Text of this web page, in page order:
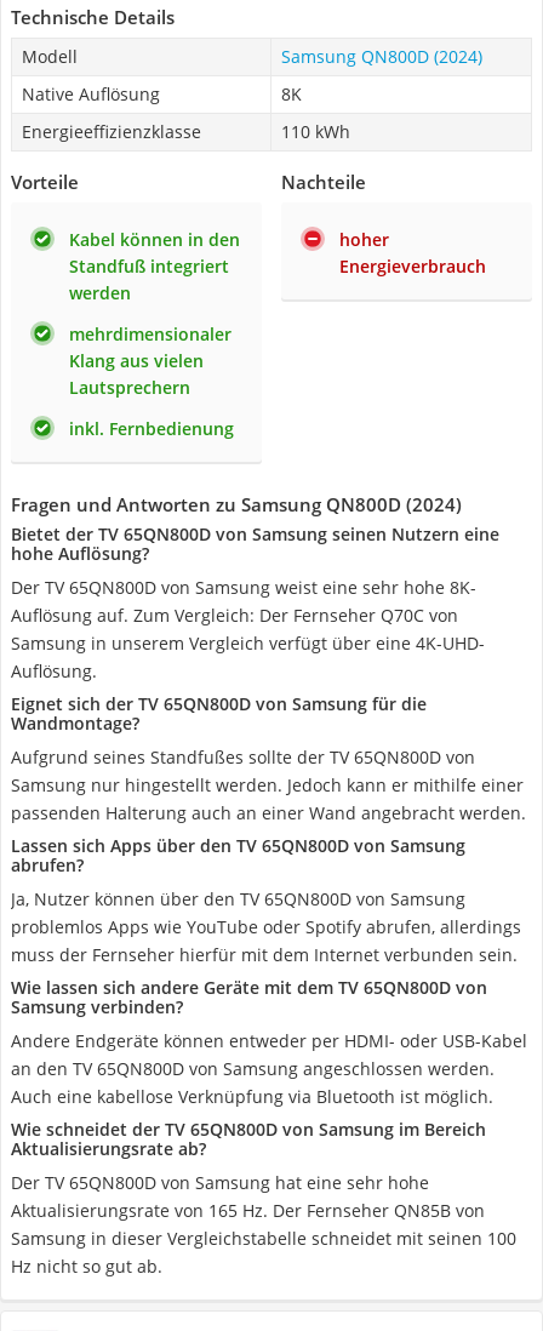
Technische Details
Modell
Samsung QN800D (2024)
Native Auflösung
8K
Energieeffizienzklasse
110 kWh
Vorteile
Kabel können in den
Standfuß integriert
werden
mehrdimensionaler
Klang aus vielen
Lautsprechern
inkl. Fernbedienung
Nachteile
hoher
Energieverbrauch
Fragen und Antworten zu Samsung QN800D (2024)
Bietet der TV 65QN800D von Samsung seinen Nutzern eine
hohe Auflösung?
Der TV 65QN800D von Samsung weist eine sehr hohe 8K-
Auflösung auf. Zum Vergleich: Der Fernseher Q70C von
Samsung in unserem Vergleich verfügt über eine 4K-UHD-
Auflösung.
Eignet sich der TV 65QN800D von Samsung für die
Wandmontage?
Aufgrund seines Standfußes sollte der TV 65QN800D von
Samsung nur hingestellt werden. Jedoch kann er mithilfe einer
passenden Halterung auch an einer Wand angebracht werden.
Lassen sich Apps über den TV 65QN800D von Samsung
abrufen?
Ja, Nutzer können über den TV 65QN800D von Samsung
problemlos Apps wie YouTube oder Spotify abrufen, allerdings
muss der Fernseher hierfür mit dem Internet verbunden sein.
Wie lassen sich andere Geräte mit dem TV 65QN800D von
Samsung verbinden?
Andere Endgeräte können entweder per HDMI- oder USB-Kabel
an den TV 65QN800D von Samsung angeschlossen werden.
Auch eine kabellose Verknüpfung via Bluetooth ist möglich.
Wie schneidet der TV 65QN800D von Samsung im Bereich
Aktualisierungsrate ab?
Der TV 65QN800D von Samsung hat eine sehr hohe
Aktualisierungsrate von 165 Hz. Der Fernseher QN85B von
Samsung in dieser Vergleichstabelle schneidet mit seinen 100
Hz nicht so gut ab.